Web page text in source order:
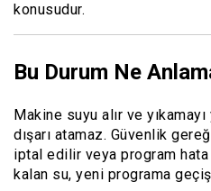
konusudur.
Bu Durum Ne
Makine suyu alır ve
dışarı atamaz. Güvenlik
iptal edilir veya program
kalan su, yeni programa